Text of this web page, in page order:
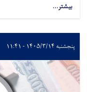
بیشتر...
پنجشنبه ۱۴۰۵/۳/۱۴ - ۱۱:۴۱